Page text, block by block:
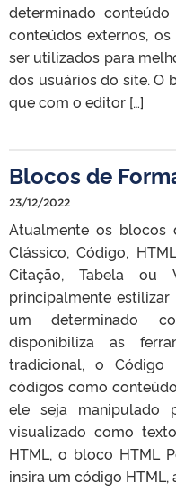
determinado
conteúdos externos,
ser utilizados para
dos usuários do site. O
que com o editor […]
Blocos de
23/12/2022
Atualmente os blocos
Clássico, Código,
Citação, Tabela ou
principalmente
um determinado
disponibiliza as
tradicional, o
códigos como
ele seja manipulado
visualizado como
HTML, o bloco HTML
insira um código HTML,